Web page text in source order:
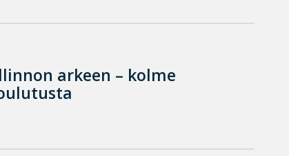
arkeen – kolme